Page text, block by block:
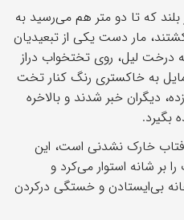
که تا دو متر هم می‌رسید به
مار دست یکی از تبعیدیان
درخت لیل، روی تختخواب دراز
به خاکستری رنگ کنار تخت
دیگران خبر شدند و بالاخره
بگیرد.
خارک نشدنی است، این
بر شانه استوار می‌کرد و
بی‌ایستادن و خستگی درکردن